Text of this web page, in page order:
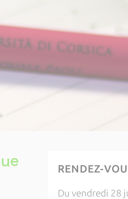
RENDEZ-
Du vendredi 28